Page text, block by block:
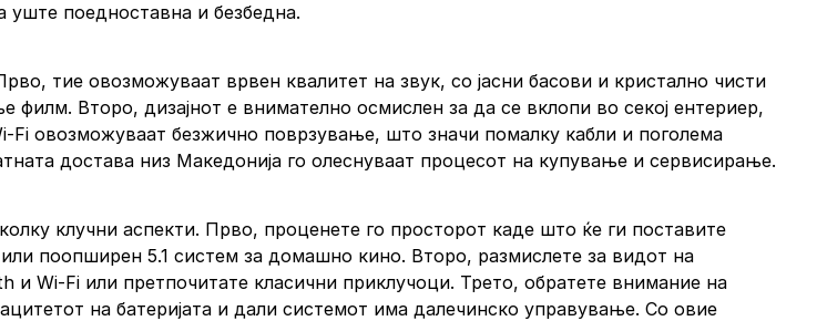
уште поедноставна и безбедна.
тие овозможуваат врвен квалитет на звук, со јасни басови и кристално чисти
Второ, дизајнот е внимателно осмислен за да се вклопи во секој ентериер,
Fi овозможуваат безжично поврзување, што значи помалку кабли и поголема
достава низ Македонија го олеснуваат процесот на купување и сервисирање.
клучни аспекти. Прво, проценете го просторот каде што ќе ги поставите
поопширен 5.1 систем за домашно кино. Второ, размислете за видот на
Wi-Fi или претпочитате класични приклучоци. Трето, обратете внимание на
на батеријата и дали системот има далечинско управување. Со овие